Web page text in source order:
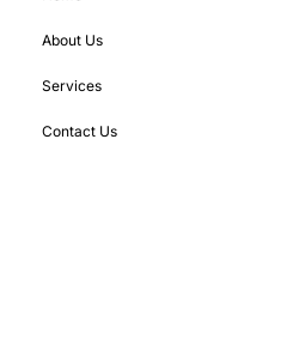
About Us
Services
Contact Us